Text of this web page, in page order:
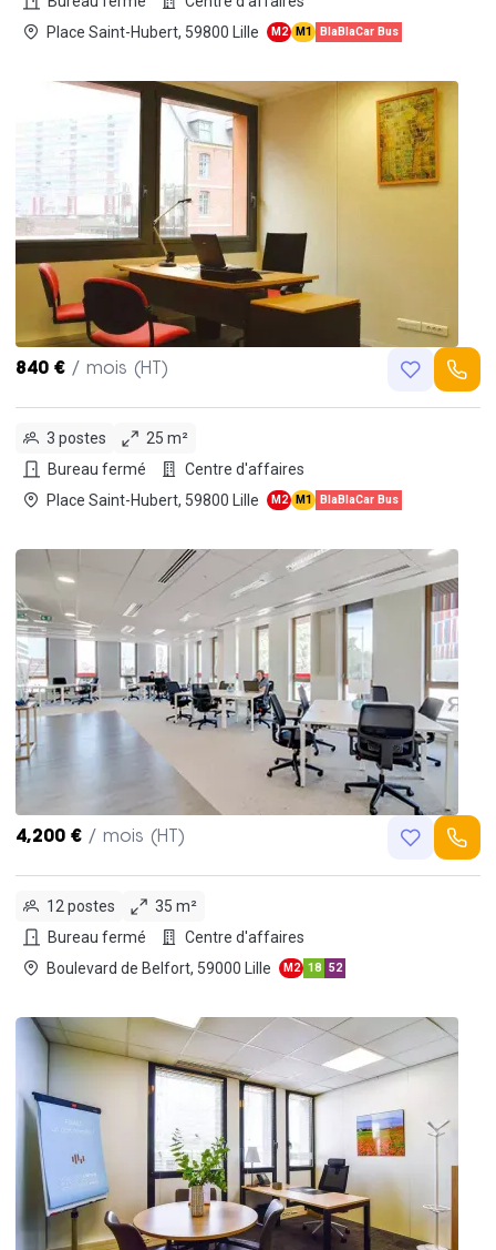
Place Saint-Hubert, 59800 Lille
M2 M1 BlaBlaCar Bus
840 € / mois (HT)
3 postes
25 m²
Bureau fermé
Centre d'affaires
Place Saint-Hubert, 59800 Lille
M2 M1 BlaBlaCar Bus
4,200 € / mois (HT)
12 postes
35 m²
Bureau fermé
Centre d'affaires
Boulevard de Belfort, 59000 Lille
M2 18 52